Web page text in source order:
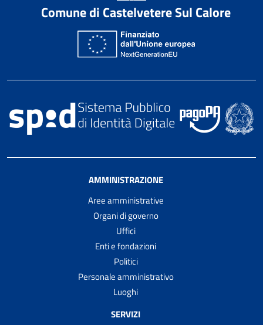
Comune di Castelvetere Sul Calore
AMMINISTRAZIONE
Aree amministrative
Organi di governo
Uffici
Enti e fondazioni
Politici
Personale amministrativo
Luoghi
SERVIZI